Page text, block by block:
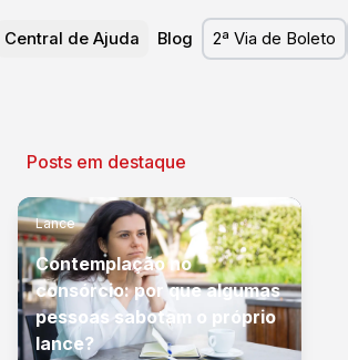
Central de Ajuda Blog 2ª Via de Boleto
Posts em destaque
Lance
Contemplação no
consórcio: por que algumas
pessoas sabotam o próprio
lance?